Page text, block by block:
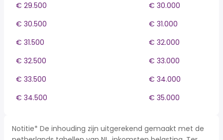
€ 29.500
€ 30.000
€ 30.500
€ 31.000
€ 31.500
€ 32.000
€ 32.500
€ 33.000
€ 33.500
€ 34.000
€ 34.500
€ 35.000
Notitie* De inhouding zijn uitgerekend gemaakt met de